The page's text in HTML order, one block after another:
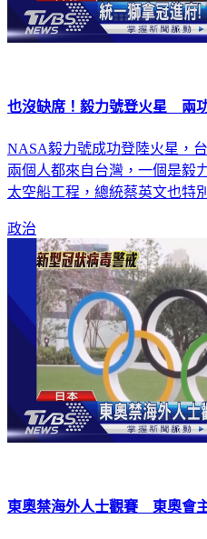
也沒缺席！毅力號登火星 兩功
NASA毅力號成功登陸火星，
兩個人都來自台灣，一個是毅
太空船工程，總統蔡英文也特
政治
東奧禁海外人士觀賽 東奧會